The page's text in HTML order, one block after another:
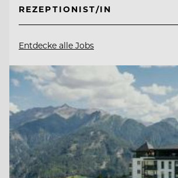
REZEPTIONIST/IN
Entdecke alle Jobs